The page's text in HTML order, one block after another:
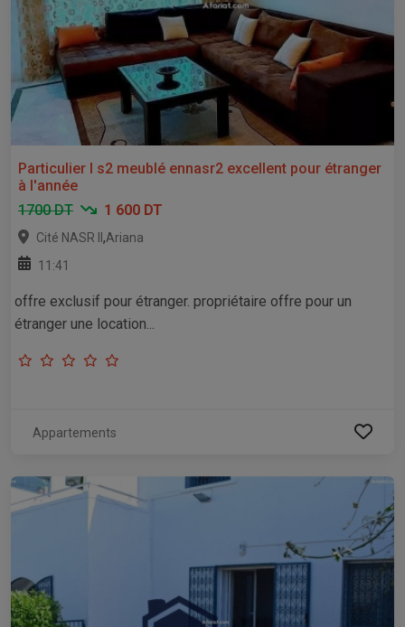
Particulier l s2 meublé ennasr2 excellent pour étranger
à l'année
1700 DT
1 600 DT
Cité NASR II ,Ariana
11:41
offre exclusif pour étranger. propriétaire offre pour un
étranger une location...
Appartements